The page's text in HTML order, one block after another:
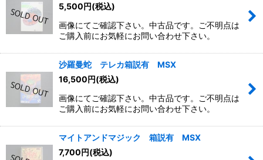
5,500円(税込)
画像にてご確認下さい。中古品です。ご不明点は
ご購入前にお気軽にお問い合わせ下さい。
沙羅曼蛇 テレカ箱説有 MSX
16,500円(税込)
画像にてご確認下さい。中古品です。ご不明点は
ご購入前にお気軽にお問い合わせ下さい。
マイトアンドマジック 箱説有 MSX
7,700円(税込)